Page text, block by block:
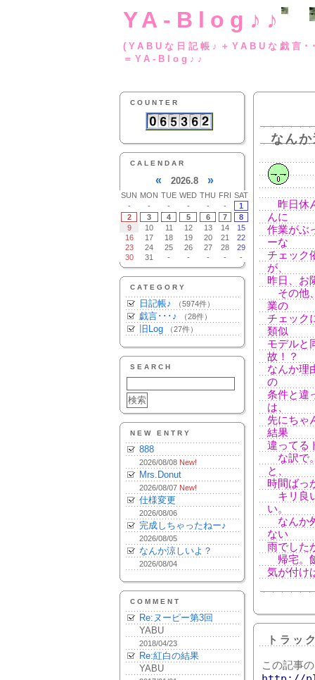
YA-Blog♪♪
(YABUな日記帳♪
＝YA-Blog♪♪
COUNTER
CALENDAR
« 2026.8 »
SUN MON TUE WED THU FRI SAT
-
- - - - -
1
2
3 4 5 6 7
8
9
10 11 12 13 14
15
16
17 18 19 20 21
22
23
24 25 26 27 28
29
30
31 - - - - -
CATEGORY
日記帳♪ （5974件）
戯言･･･♪ （28件）
旧Log （27件）
SEARCH
NEW ENTRY
888
2026/08/08 New!
Mrs.Donut
2026/08/07 New!
仕様変更
2026/08/06
完成しちゃったねー♪
2026/08/05
なんか涼しいよ？
2026/08/04
COMMENT
Re:ヌーピー第3回
YABU
2018/04/23
Re:紅白の結果
YABU
なん
昨日休
んに
作業がぶ
ーな
チェック
が、
昨日、お
その他
業の
チェック
類似
モデルと
故！？
なんか理
の
条件と違
は、
先にちゃ
結果
違ってる
な訳で
と、
時間ばっ
キリ良
い。
なんか
ない
雨でした
帰宅。
気が付け
トラッ
この記事